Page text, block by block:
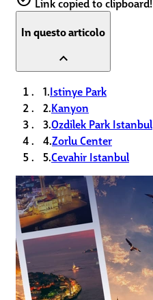
In questo articolo
expand_less
1.Istinye Park
2.Kanyon
3.Ozdilek Park Istanbul
4.Zorlu Center
5.Cevahir Istanbul